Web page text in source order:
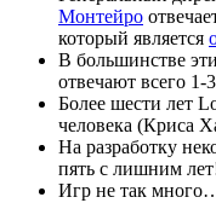
Монтейро
который является
В большинстве
отвечают всего 1-
Более шести лет
человека (Криса
На разработку
пять с лишним
Игр не так